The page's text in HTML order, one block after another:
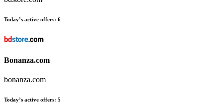
Today’s active offers: 6
Bonanza.com
bonanza.com
Today’s active offers: 5